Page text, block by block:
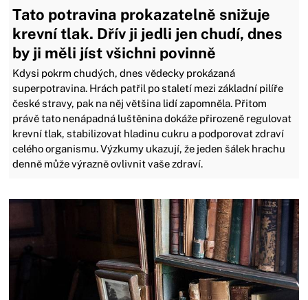
Tato potravina prokazatelně snižuje
krevní tlak. Dřív ji jedli jen chudí, dnes
by ji měli jíst všichni povinně
Kdysi pokrm chudých, dnes vědecky prokázaná
superpotravina. Hrách patřil po staletí mezi základní pilíře
české stravy, pak na něj většina lidí zapomněla. Přitom
právě tato nenápadná luštěnina dokáže přirozeně regulovat
krevní tlak, stabilizovat hladinu cukru a podporovat zdraví
celého organismu. Výzkumy ukazují, že jeden šálek hrachu
denně může výrazně ovlivnit vaše zdraví.